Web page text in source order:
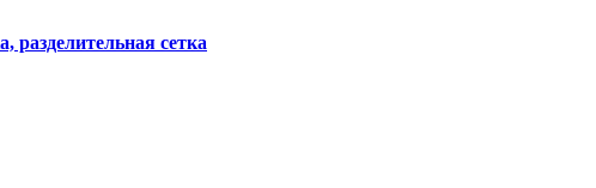
разделительная сетка